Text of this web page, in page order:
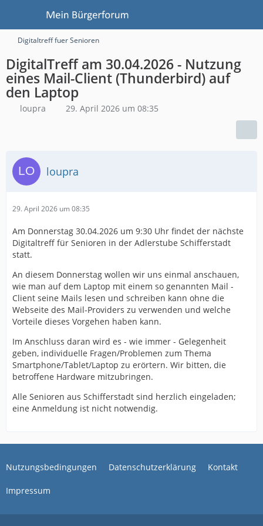
Digitaltreff fuer Senioren
DigitalTreff am 30.04.2026 - Nutzung
eines Mail-Client (Thunderbird) auf
den Laptop
loupra 29. April 2026 um 08:35
loupra
29. April 2026 um 08:35
Am Donnerstag 30.04.2026 um 9:30 Uhr findet der nächste
Digitaltreff für Senioren in der Adlerstube Schifferstadt
statt.
An diesem Donnerstag wollen wir uns einmal anschauen,
wie man auf dem Laptop mit einem so genannten Mail -
Client seine Mails lesen und schreiben kann ohne die
Webseite des Mail-Providers zu verwenden und welche
Vorteile dieses Vorgehen haben kann.
Im Anschluss daran wird es - wie immer - Gelegenheit
geben, individuelle Fragen/Problemen zum Thema
Smartphone/Tablet/Laptop zu erörtern. Wir bitten, die
betroffene Hardware mitzubringen.
Alle Senioren aus Schifferstadt sind herzlich eingeladen;
eine Anmeldung ist nicht notwendig.
Nutzungsbedingungen Datenschutzerklärung Kontakt
Impressum